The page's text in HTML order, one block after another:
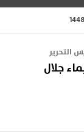
التحرير
جلال